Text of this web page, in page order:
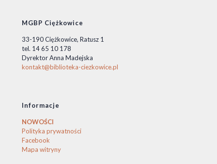
MGBP Ciężkowice
33-190 Ciężkowice, Ratusz 1
tel. 14 65 10 178
Dyrektor Anna Madejska
kontakt@biblioteka-ciezkowice.pl
Informacje
NOWOŚCI
Polityka prywatności
Facebook
Mapa witryny